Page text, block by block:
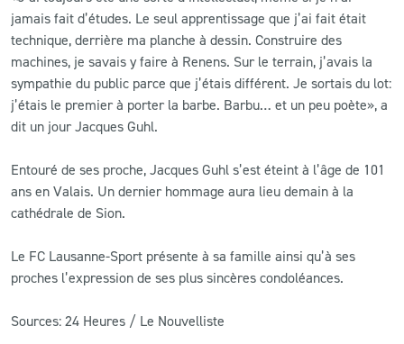
jamais fait d’études. Le seul apprentissage que j’ai fait était
technique, derrière ma planche à dessin. Construire des
machines, je savais y faire à Renens. Sur le terrain, j’avais la
sympathie du public parce que j’étais différent. Je sortais du lot:
j’étais le premier à porter la barbe. Barbu… et un peu poète», a
dit un jour Jacques Guhl.
Entouré de ses proche, Jacques Guhl s’est éteint à l’âge de 101
ans en Valais. Un dernier hommage aura lieu demain à la
cathédrale de Sion.
Le FC Lausanne-Sport présente à sa famille ainsi qu’à ses
proches l’expression de ses plus sincères condoléances.
Sources: 24 Heures / Le Nouvelliste